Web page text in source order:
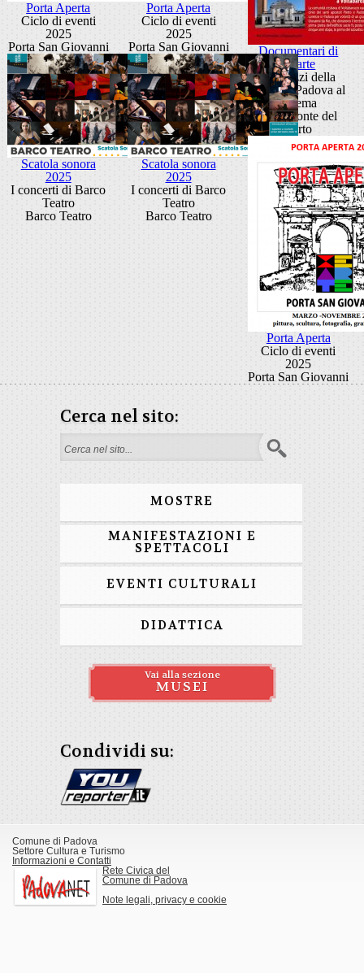
Porta Aperta
Ciclo di eventi
2025
Porta San Giovanni
Porta Aperta
Ciclo di eventi
2025
Porta San Giovanni
Documentari di
Xearte
Tre pezzi della
storia di Padova al
cinema
Sala Fronte del
Porto
Scatola sonora
2025
I concerti di Barco
Teatro
Barco Teatro
Scatola sonora
2025
I concerti di Barco
Teatro
Barco Teatro
Porta Aperta
Ciclo di eventi
2025
Porta San Giovanni
Cerca nel sito:
Search form
MOSTRE
MANIFESTAZIONI E
SPETTACOLI
EVENTI CULTURALI
DIDATTICA
Vai alla sezione
MUSEI
Condividi su:
Comune di Padova
Settore Cultura e Turismo
Informazioni e Contatti
Rete Civica del
Comune di Padova
Note legali, privacy e cookie